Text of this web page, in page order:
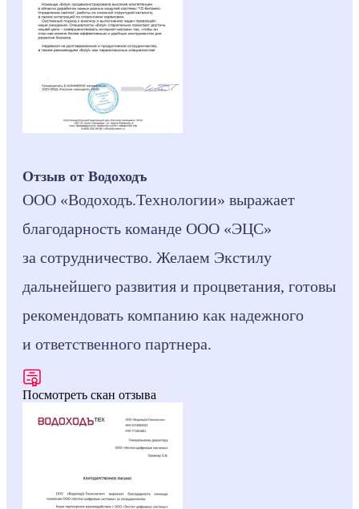
Отзыв от Водоходъ
ООО «Водоходъ.Технологии» выражает
благодарность команде ООО «ЭЦС»
за сотрудничество. Желаем Экстилу
дальнейшего развития и процветания, готовы
рекомендовать компанию как надежного
и ответственного партнера.
Посмотреть скан отзыва